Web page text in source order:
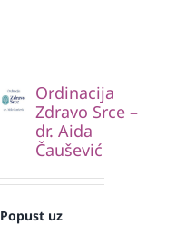
Ordinacija
Zdravo Srce –
dr. Aida
Čaušević
Popust uz